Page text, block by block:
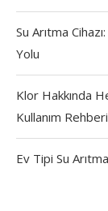
Su Arıtma
Yolu
Klor Hakkında
Kullanım Rehberi
Ev Tipi Su